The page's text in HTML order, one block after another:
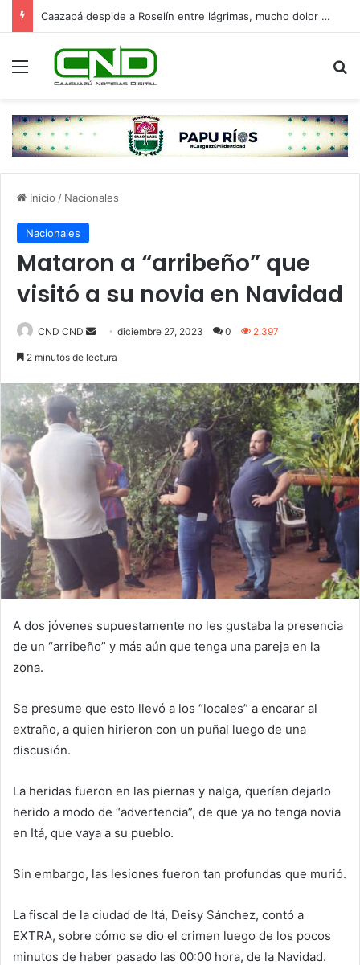
Caazapá despide a Roselín entre lágrimas, mucho dolor y un fuerte pedido de justicia
Menú
Inicio / Nacionales
Nacionales
Mataron a “arribeño” que
visitó a su novia en Navidad
CND CND
Senddiciembre 27, 2023 0 2.397
2 minutos de lectura
A dos jóvenes supuestamente no les gustaba la presencia
de un “arribeño” y más aún que tenga una pareja en la
zona.
Se presume que esto llevó a los “locales” a encarar al
extraño, a quien hirieron con un puñal luego de una
discusión.
La heridas fueron en las piernas y nalga, querían dejarlo
herido a modo de “advertencia”, de que ya no tenga novia
en Itá, que vaya a su pueblo.
Sin embargo, las lesiones fueron tan profundas que murió.
La fiscal de la ciudad de Itá, Deisy Sánchez, contó a
EXTRA, sobre cómo se dio el crimen luego de los pocos
minutos de haber pasado las 00:00 hora, de la Navidad.